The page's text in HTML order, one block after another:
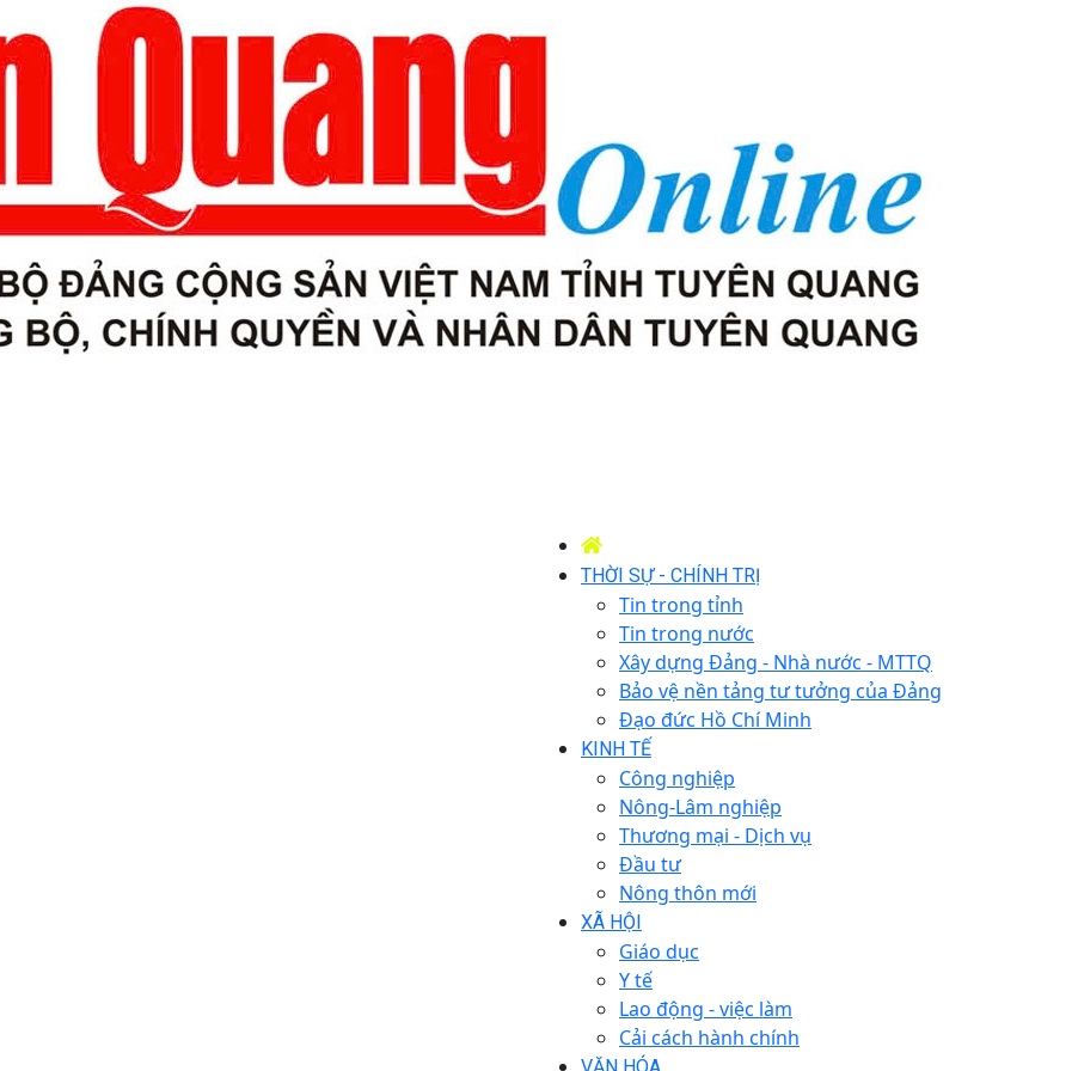
THỜI SỰ - CHÍNH TRỊ
Tin trong tỉnh
Tin trong nước
Xây dựng Đảng - Nhà nước - MTTQ
Bảo vệ nền tảng tư tưởng của Đảng
Đạo đức Hồ Chí Minh
KINH TẾ
Công nghiệp
Nông-Lâm nghiệp
Thương mại - Dịch vụ
Đầu tư
Nông thôn mới
XÃ HỘI
Giáo dục
Y tế
Lao động - việc làm
Cải cách hành chính